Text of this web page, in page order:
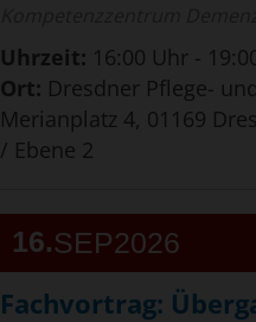
Uhrzeit: 16:00 Uhr -
Ort: Dresdner Pflege-
Merianplatz 4, 01169
/ Ebene 2
16 SEP2026
Fachvortrag: